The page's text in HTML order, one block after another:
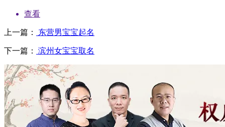
查看
上一篇： 东营男宝宝起名
下一篇： 滨州女宝宝取名